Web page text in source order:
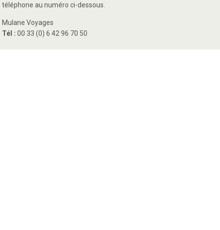
téléphone au numéro ci-dessous.
Mulane Voyages
Tél : 00 33 (0) 6 42 96 70 50